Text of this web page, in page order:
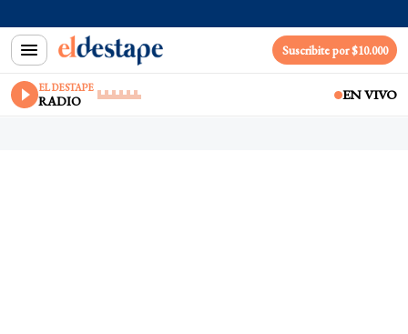
Suscribite por $10.000
EL DESTAPE
RADIO EN VIVO